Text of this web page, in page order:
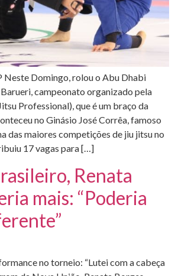
Neste Domingo, rolou o Abu Dhabi
campeonato organizado pela
Professional), que é um braço da
no Ginásio José Corrêa, famoso
das maiores competições de jiu jitsu no
17 vagas para […]
Renata
mais: “Poderia
no torneio: “Lutei com a cabeça